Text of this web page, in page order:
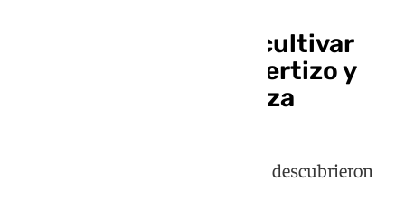
Cinco detenidos por cultivar
marihuana en un cobertizo y
una casa cueva de Baza
Los agentes de la Policía Nacional descubrieron